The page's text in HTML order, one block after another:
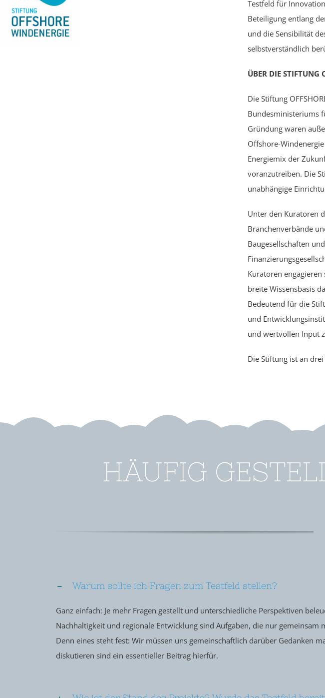
Testfeld für
Beteiligung entlang
und die Sensibilität
selbstverständlich
ÜBER DIE STIFTUNG
Die Stiftung
Bundesministeriums
Gründung waren
Offshore-
Energiemix der
voranzutreiben. Die
unabhängige
Unter den Kuratoren
Branchenverbände
Baugesellschaften
Kuratoren
breite Wissensbasis
Bedeutend für die
und
und wertvollen Input
Die Stiftung ist an
HÄUFIG
Warum sollte ich Fragen zum Testfeld stellen?
Ganz einfach: Je mehr Fragen gestellt und unterschiedliche Perspektiven
Nachhaltigkeit und regionale Entwicklung sind Aufgaben, die nur
Denn eines steht fest: Wir müssen uns gemeinschaftlich darüber Gedanken
diskutieren sind ein essentieller Beitrag hierfür.